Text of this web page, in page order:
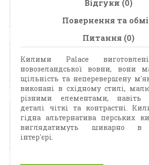
Відгуки (0)
Повернення та
Питання (0)
Килими Palace
новозеландської вовни, вони
щільність та неперевершену
виконані в східному стилі,
різними елементами, навіть
деталі чіткі та контрастні.
гідна альтернатива перських
виглядатимуть шикарно в
інтер'єрі.